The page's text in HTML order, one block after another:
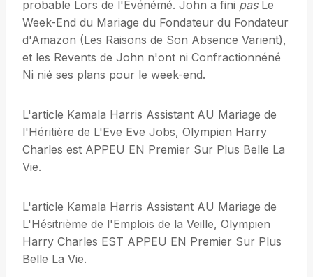
probable Lors de l'Événémé. John a fini pasLe
Week-End du Mariage du Fondateur du Fondateur
d'Amazon (Les Raisons de Son Absence Varient),
et les Revents de John n'ont ni Confractionnéné
Ni nié ses plans pour le week-end.
L'article Kamala Harris Assistant AU Mariage de
l'Héritière de L'Eve Eve Jobs, Olympien Harry
Charles est APPEU EN Premier Sur Plus Belle La
Vie.
L'article Kamala Harris Assistant AU Mariage de
L'Hésitrième de l'Emplois de la Veille, Olympien
Harry Charles EST APPEU EN Premier Sur Plus
Belle La Vie.